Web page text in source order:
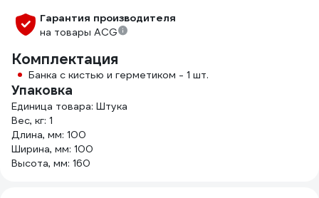
Гарантия производителя
на товары ACG
Комплектация
Банка с кистью и герметиком - 1 шт.
Упаковка
Единица товара: Штука
Вес, кг: 1
Длина, мм: 100
Ширина, мм: 100
Высота, мм: 160